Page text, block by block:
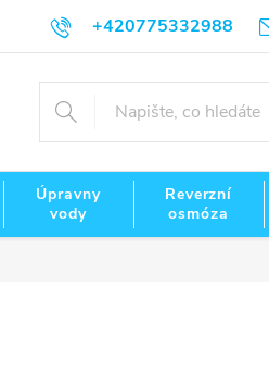
+420775332988
Úpravny
vody
Reverzní
osmóza